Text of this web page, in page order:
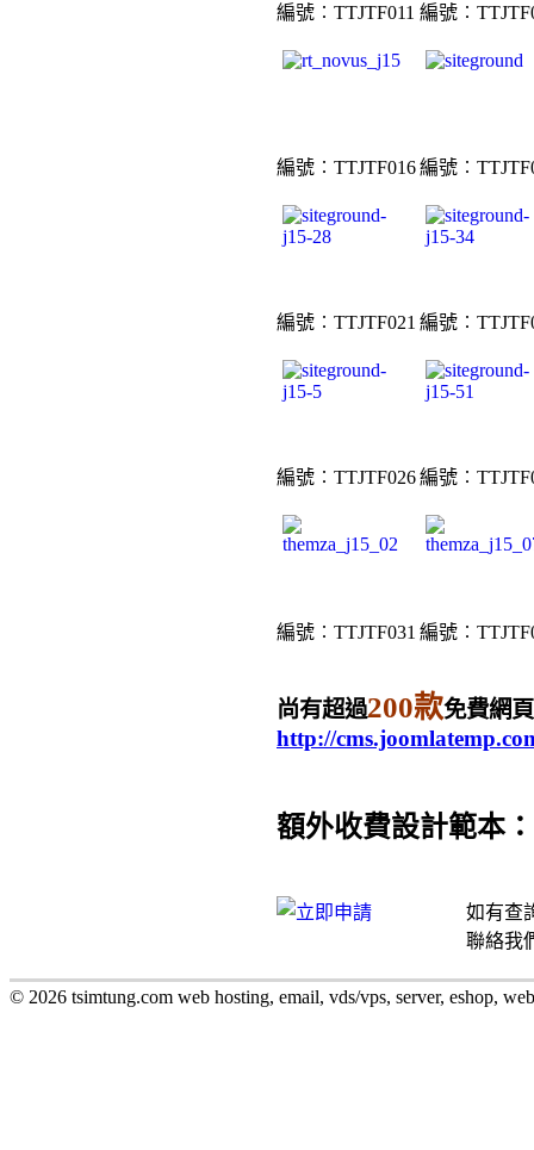
編號︰TTJTF011 編號
編號︰TTJTF016編號
編號︰TTJTF021 編號
編號︰TTJTF026編號
編號︰TTJTF031 編號
尚有超過200款免費網
http://
額外收費設計範本：
如有查
聯絡我
© 2026 tsimtung.com web hosting, email, vds/vps, server, eshop,